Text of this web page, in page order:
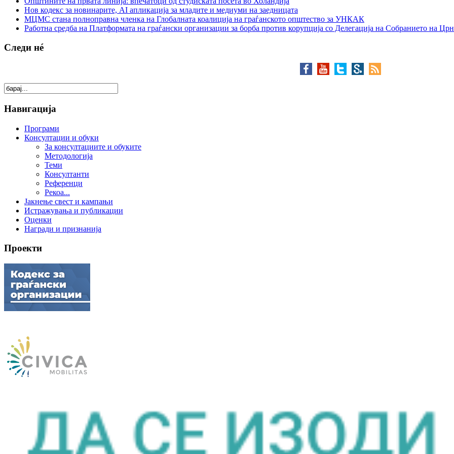
Нов кодекс за новинарите, AI апликација за младите и медиуми на заедницата
МЦМС стана полноправна членка на Глобалната коалиција на граѓанското општество за УНКАК
Работна средба на Платформата на граѓански организации за борба против корупција со Делегација на Собранието на
Следи нé
Навигација
Програми
Консултации и обуки
За консултациите и обуките
Методологија
Теми
Консултанти
Референци
Рекоа...
Јакнење свест и кампањи
Истражувања и публикации
Оценки
Награди и признанија
Проекти